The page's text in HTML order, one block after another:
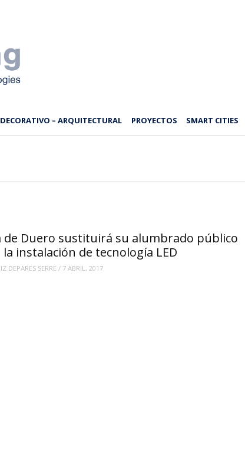
DECORATIVO – ARQUITECTURAL PROYECTOS SMART CITIES
de Duero sustituirá su alumbrado público
la instalación de tecnología LED
DEPARES SERRE / 7 ABRIL, 2017